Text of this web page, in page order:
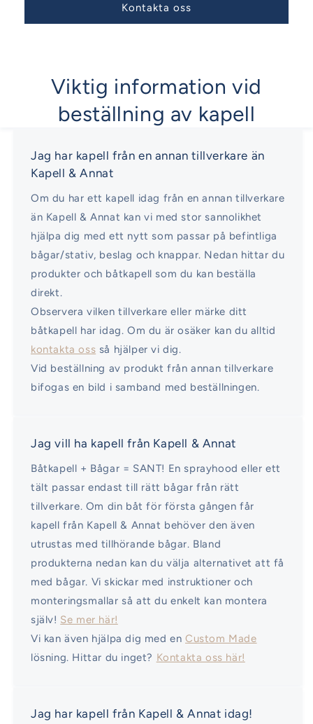
Kontakta oss
Viktig information vid
beställning av kapell
Jag har kapell från en annan tillverkare än
Kapell & Annat
Om du har ett kapell idag från en annan tillverkare
än Kapell & Annat kan vi med stor sannolikhet
hjälpa dig med ett nytt som passar på befintliga
bågar/stativ, beslag och knappar. Nedan hittar du
produkter och båtkapell som du kan beställa
direkt.
Observera vilken tillverkare eller märke ditt
båtkapell har idag. Om du är osäker kan du alltid
kontakta oss så hjälper vi dig.
Vid beställning av produkt från annan tillverkare
bifogas en bild i samband med beställningen.
Jag vill ha kapell från Kapell & Annat
Båtkapell + Bågar = SANT! En sprayhood eller ett
tält passar endast till rätt bågar från rätt
tillverkare. Om din båt för första gången får
kapell från Kapell & Annat behöver den även
utrustas med tillhörande bågar. Bland
produkterna nedan kan du välja alternativet att få
med bågar. Vi skickar med instruktioner och
monteringsmallar så att du enkelt kan montera
själv! Se mer här!
Vi kan även hjälpa dig med enCustom Made
lösning. Hittar du inget? Kontakta oss här!
Jag har kapell från Kapell & Annat idag!